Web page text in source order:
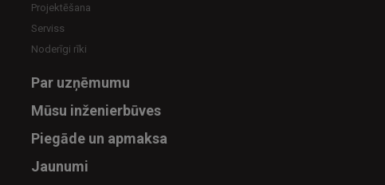
Projektēšana
Serviss
Noderīgi rīki
Par uzņēmumu
Mūsu inženierbūves
Piegāde un apmaksa
Jaunumi